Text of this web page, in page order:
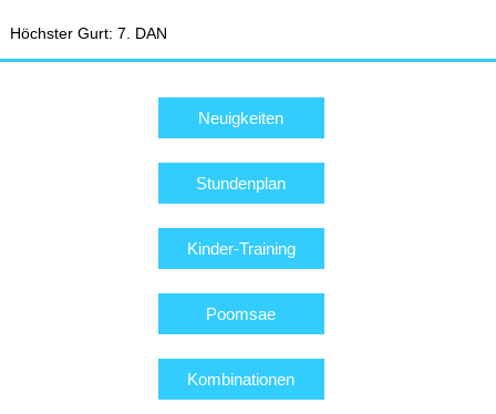
Höchster Gurt: 7. DAN
Neuigkeiten
Stundenplan
Kinder-Training
Poomsae
Kombinationen